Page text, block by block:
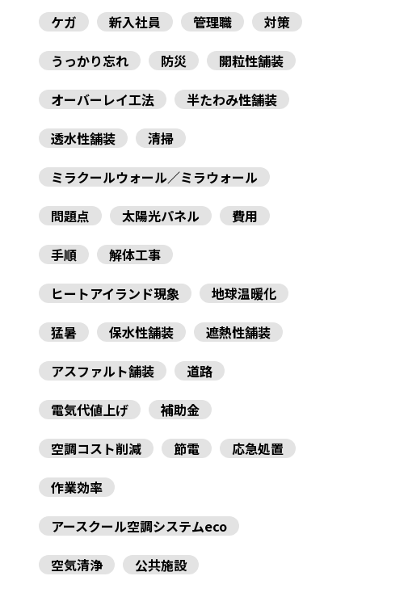
ケガ
新入社員 管理職
対策
うっかり忘れ
防災
開粒性舗装
オーバーレイ工法
半たわみ性舗装
透水性舗装
清掃
ミラクールウォール／ミラウォール
問題点
太陽光パネル
費用
手順
解体工事
ヒートアイランド現象
地球温暖化
猛暑
保水性舗装
遮熱性舗装
アスファルト舗装
道路
電気代値上げ
補助金
空調コスト削減
節電
応急処置
作業効率
アースクール空調システムeco
空気清浄
公共施設